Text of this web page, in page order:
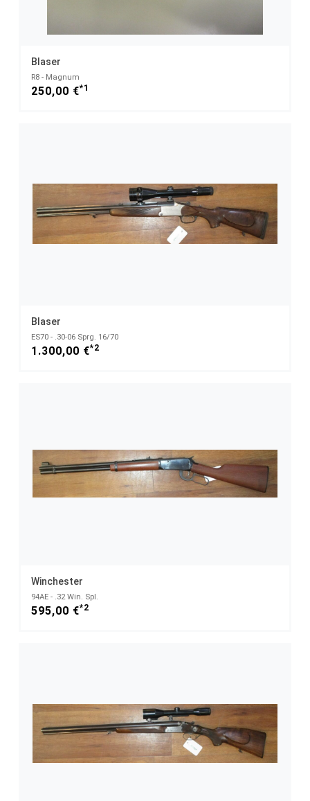
Blaser
R8 - Magnum
250,00 €*1
Blaser
ES70 - .30-06 Sprg. 16/70
1.300,00 €*2
Winchester
94AE - .32 Win. Spl.
595,00 €*2